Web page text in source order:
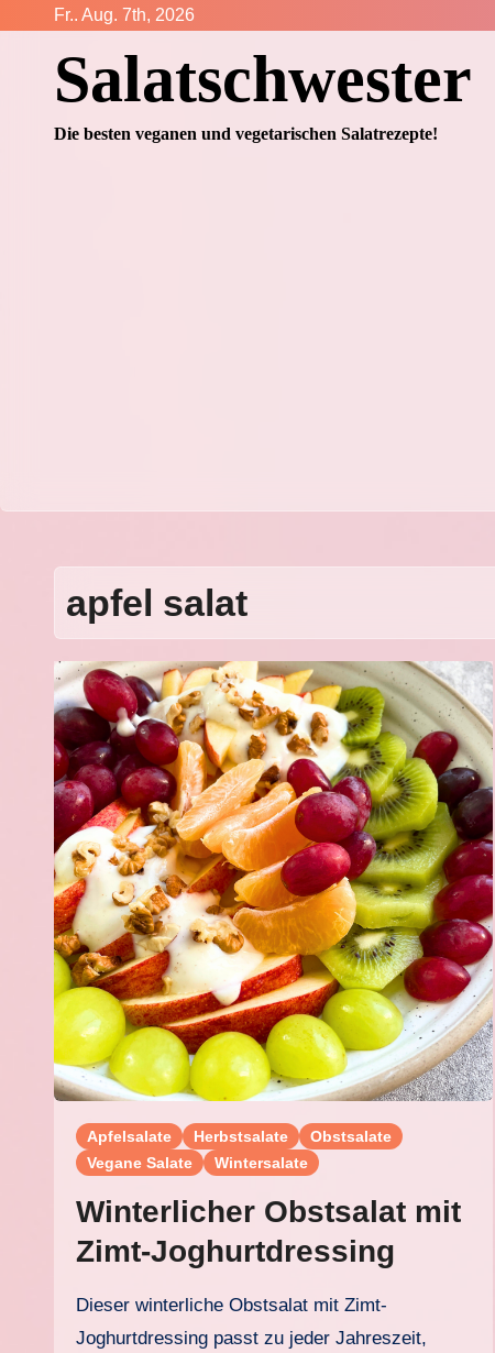
springen
Fr.. Aug. 7th, 2026
Salatschwester
Die besten veganen und vegetarischen Salatrezepte!
apfel salat
Apfelsalate Herbstsalate
Obstsalate
Vegane Salate
Wintersalate
Winterlicher Obstsalat mit
Zimt-Joghurtdressing
Dieser winterliche Obstsalat mit Zimt-
Joghurtdressing passt zu jeder Jahreszeit,